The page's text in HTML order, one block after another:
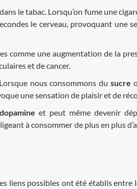
le tabac. Lorsqu’on fume une
le cerveau, provoquant une
comme une augmentation de la
et de cancer.
nous consommons dusucre
une sensation de plaisir et de
et peut même devenir
à consommer de plus en plus
liens possibles ont été établis entre